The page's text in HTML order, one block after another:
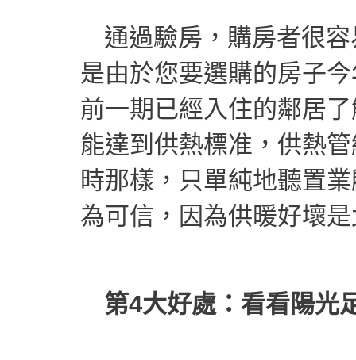
通過驗房，購房者很
是由於您要選購的房子
前一期已經入住的鄰居
能達到供熱標准，供熱
時那樣，只單純地聽置
為可信，因為供暖好壞
第4大好處：看看陽光